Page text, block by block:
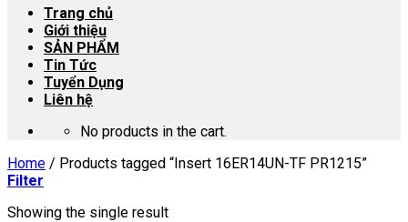
Trang chủ
Giới thiệu
SẢN PHẨM
Tin Tức
Tuyển Dụng
Liên hệ
No products in the cart.
Home / Products tagged “Insert 16ER14UN-TF PR1215”
Filter
Showing the single result